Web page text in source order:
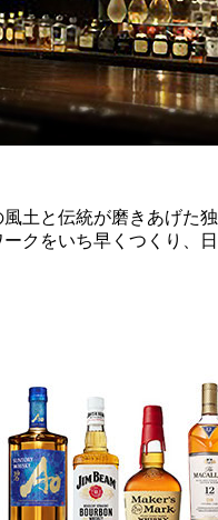
土と伝統が磨きあげた
クをいち早くつくり、